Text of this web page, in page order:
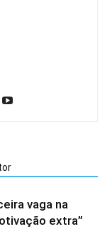
vaga na
extra”